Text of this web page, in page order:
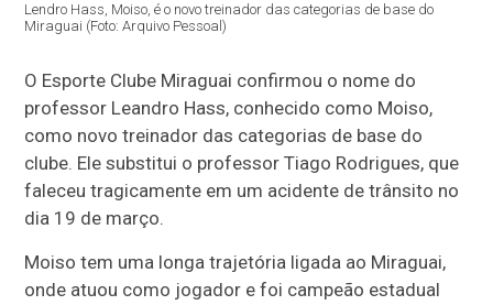
Lendro Hass, Moiso, é o novo treinador das categorias de base do
Miraguai (Foto: Arquivo Pessoal)
O Esporte Clube Miraguai confirmou o nome do
professor Leandro Hass, conhecido como Moiso,
como novo treinador das categorias de base do
clube. Ele substitui o professor Tiago Rodrigues, que
faleceu tragicamente em um acidente de trânsito no
dia 19 de março.
Moiso tem uma longa trajetória ligada ao Miraguai,
onde atuou como jogador e foi campeão estadual